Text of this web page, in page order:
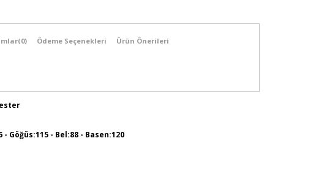
(0) Ödeme Seçenekleri Ürün Önerileri
Göğüs:115 - Bel:88 - Basen:120